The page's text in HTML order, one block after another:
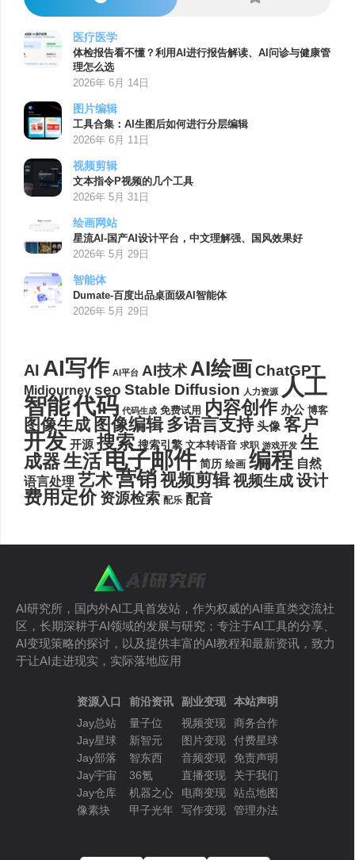
医疗医学
体检报告看不懂？利用AI进行报告解读、AI问诊与健康管
理怎么选
2026年 6月 14日
图片编辑
工具合集：AI生图后如何进行分层编辑
2026年 6月 11日
视频剪辑
文本指令P视频的几个工具
2026年 5月 31日
绘画网站
星流AI-国产AI设计平台，中文理解强、国风效果好
2026年 5月 29日
智能体
Dumate-百度出品桌面级AI智能体
2026年 5月 29日
AI AI写作 AI平台 AI技术AI绘画ChatGPT
Midjourney seo Stable Diffusion 人力资源 人工
智能代码 代码生成 免费试用 内容创作 办公 博客
图像生成 图像编辑 多语言支持 头像 客户
开发 开源 搜索 搜索引擎 文本转语音 求职 游戏开发 生
成器生活电子邮件 简历 绘画 编程 自然
语言处理 艺术营销视频剪辑视频生成设计
费用定价 资源检索 配乐 配音
AI研究所，国内外AI工具首发站，作为权威的AI垂直类交流社
区，长期深耕于AI领域的发展与研究；专注于AI工具的分享、
AI变现策略的探讨，以及提供丰富的AI教程和最新资讯，致力
于让AI走进现实，实际落地应用
资源入口
Jay总站
Jay星球
Jay部落
Jay宇宙
Jay仓库
像素块
前沿资讯
量子位
新智元
智东西
36氪
机器之心
甲子光年
副业变现
视频变现
图片变现
音频变现
直播变现
电商变现
写作变现
本站声明
商务合作
付费星球
免责声明
关于我们
站点地图
管理办法